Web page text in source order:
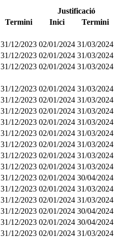
Justificació
Termini Inici
Termini
31/12/2023 02/01/2024 31/03/2024
31/12/2023 02/01/2024 31/03/2024
31/12/2023 02/01/2024 31/03/2024
31/12/2023 02/01/2024 31/03/2024
31/12/2023 02/01/2024 31/03/2024
31/12/2023 02/01/2024 31/03/2024
31/12/2023 02/01/2024 31/03/2024
31/12/2023 02/01/2024 31/03/2024
31/12/2023 02/01/2024 31/03/2024
31/12/2023 02/01/2024 31/03/2024
31/12/2023 02/01/2024 31/03/2024
31/12/2023 02/01/2024 30/04/2024
31/12/2023 02/01/2024 31/03/2024
31/12/2023 02/01/2024 31/03/2024
31/12/2023 02/01/2024 30/04/2024
31/12/2023 02/01/2024 30/04/2024
31/12/2023 02/01/2024 31/03/2024